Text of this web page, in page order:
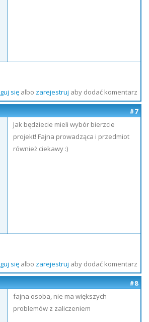
sięalbo zarejestruj aby dodać komentarz
#7
Jak będziecie mieli wybór bierzcie
projekt! Fajna prowadząca i przedmiot
również ciekawy :)
sięalbo zarejestruj aby dodać komentarz
#8
fajna osoba, nie ma większych
problemów z zaliczeniem